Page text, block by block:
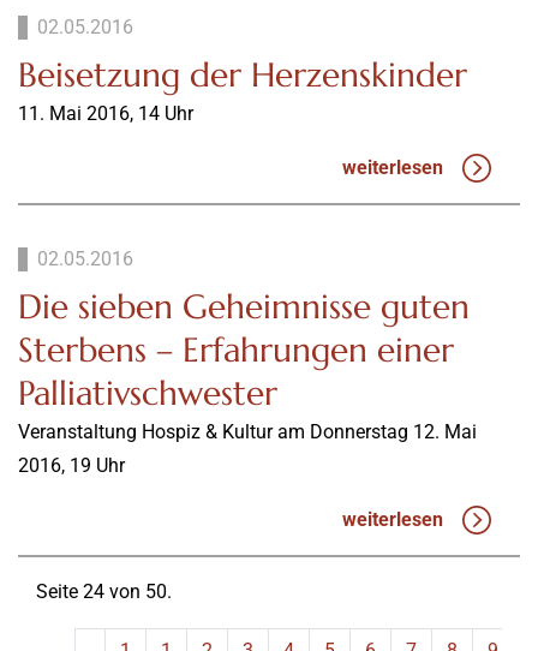
02.05.2016
Beisetzung der Herzenskinder
11. Mai 2016, 14 Uhr
weiterlesen
02.05.2016
Die sieben Geheimnisse guten
Sterbens – Erfahrungen einer
Palliativschwester
Veranstaltung Hospiz & Kultur am Donnerstag 12. Mai
2016, 19 Uhr
weiterlesen
Seite 24 von 50.